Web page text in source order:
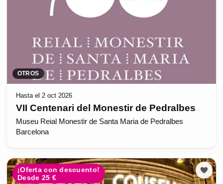
OTROS
Hasta el 2 oct 2026
VII Centenari del Monestir de Pedralbes
Museu Reial Monestir de Santa Maria de Pedralbes
Barcelona
¡Oferta con descuento!
Desde 25 €